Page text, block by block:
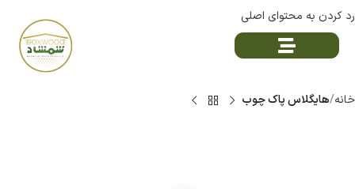
رد کردن به محتوای اصلی
خانه هایگلاس پاک چوب